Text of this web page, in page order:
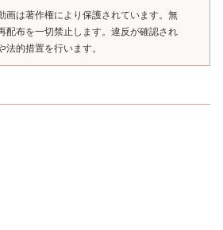
画は著作権により保護されています。無
配布を一切禁止します。違反が確認され
法的措置を行います。